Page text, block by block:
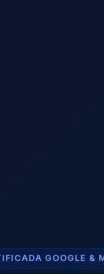
GOOGLE &